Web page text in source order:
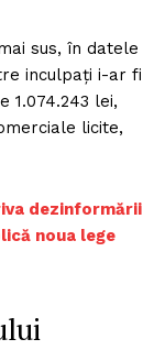
sus, în datele
inculpați i-ar fi
1.074.243 lei,
licite,
dezinformării
noua lege